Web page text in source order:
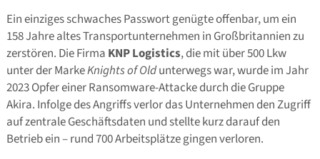
Ein einziges schwaches Passwort genügte offenbar, um ein
158 Jahre altes Transportunternehmen in Großbritannien zu
zerstören. Die Firma KNP Logistics, die mit über 500 Lkw
unter der MarkeKnights of Oldunterwegs war, wurde im Jahr
2023 Opfer einer Ransomware-Attacke durch die Gruppe
Akira. Infolge des Angriffs verlor das Unternehmen den Zugriff
auf zentrale Geschäftsdaten und stellte kurz darauf den
Betrieb ein – rund 700 Arbeitsplätze gingen verloren.